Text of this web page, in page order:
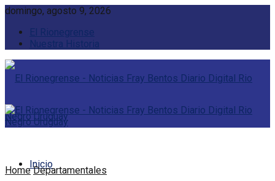
domingo, agosto 9, 2026
El Rionegrense
Nuestra Historia
Inicio
Home Departamentales